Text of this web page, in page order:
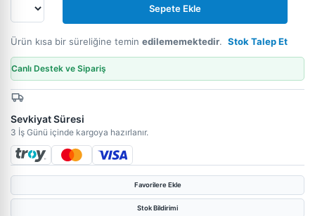
Sepete Ekle
Ürün kısa bir süreliğine temin edilememektedir. Stok Talep Et
Canlı Destek ve Sipariş
Sevkiyat Süresi
3 İş Günü içinde kargoya hazırlanır.
Favorilere Ekle
Stok Bildirimi